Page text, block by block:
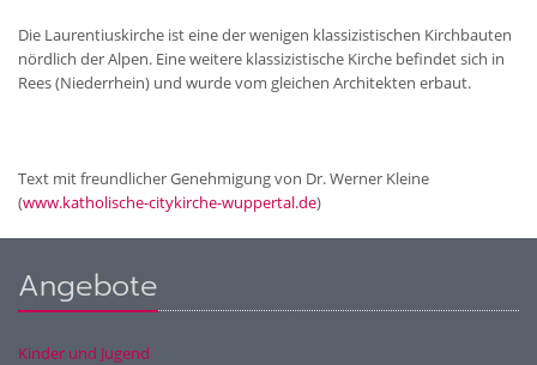
Die Laurentiuskirche ist eine der wenigen klassizistischen Kirchbauten
nördlich der Alpen. Eine weitere klassizistische Kirche befindet sich in
Rees (Niederrhein) und wurde vom gleichen Architekten erbaut.
Text mit freundlicher Genehmigung von Dr. Werner Kleine
(www.katholische-citykirche-wuppertal.de)
Angebote
Kinder und Jugend